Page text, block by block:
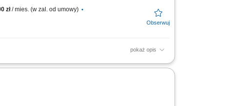
zł/ mies. (w zal. od umowy)
pokaż opis
Koordynowanie pracy kierowników